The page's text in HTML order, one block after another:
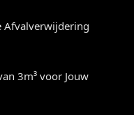
Afvalverwijdering
3m³ voor Jouw